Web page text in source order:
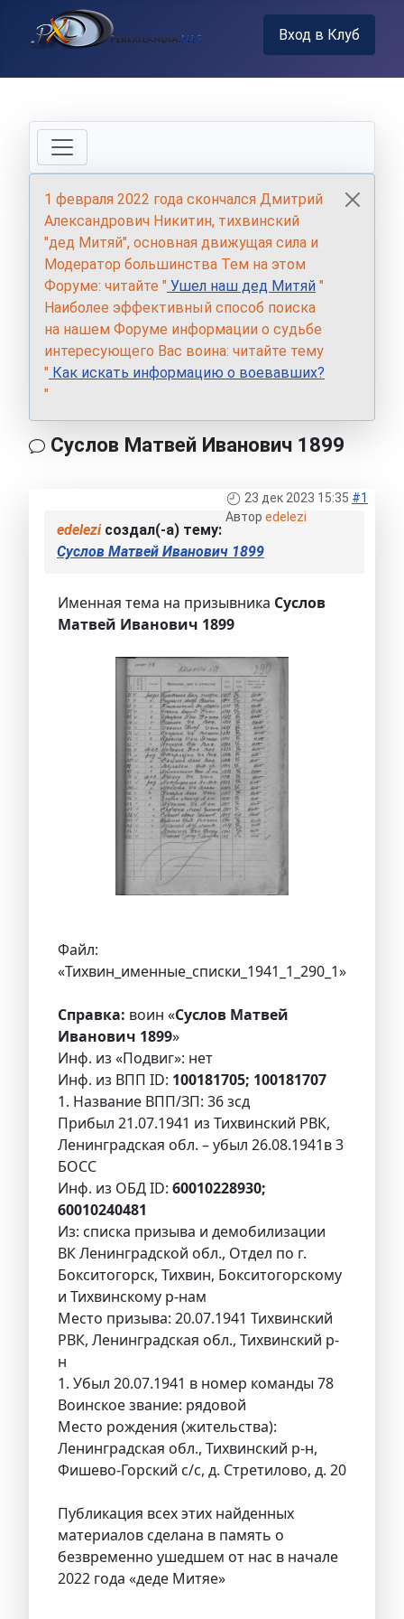
Вход в Клуб
1 февраля 2022 года скончался Дмитрий
Александрович Никитин, тихвинский
"дед Митяй", основная движущая сила и
Модератор большинства Тем на этом
Форуме: читайте " Ушел наш дед Митяй "
Наиболее эффективный способ поиска
на нашем Форуме информации о судьбе
интересующего Вас воина: читайте тему
" Как искать информацию о воевавших?
"
Суслов Матвей Иванович 1899
23 дек 2023 15:35 #1
Автор edelezi
edeleziсоздал(-а) тему:
Суслов Матвей Иванович 1899
Именная тема на призывника Суслов
Матвей Иванович 1899
Файл:
«Тихвин_именные_списки_1941_1_290_1»
Справка: воин «Суслов Матвей
Иванович 1899»
Инф. из «Подвиг»: нет
Инф. из ВПП ID: 100181705; 100181707
1. Название ВПП/ЗП: 36 зсд
Прибыл 21.07.1941 из Тихвинский РВК,
Ленинградская обл. – убыл 26.08.1941в 3
БОСС
Инф. из ОБД ID: 60010228930;
60010240481
Из: списка призыва и демобилизации
ВК Ленинградской обл., Отдел по г.
Бокситогорск, Тихвин, Бокситогорскому
и Тихвинскому р-нам
Место призыва: 20.07.1941 Тихвинский
РВК, Ленинградская обл., Тихвинский р-
н
1. Убыл 20.07.1941 в номер команды 78
Воинское звание: рядовой
Место рождения (жительства):
Ленинградская обл., Тихвинский р-н,
Фишево-Горский с/с, д. Стретилово, д. 20
Публикация всех этих найденных
материалов сделана в память о
безвременно ушедшем от нас в начале
2022 года «деде Митяе»